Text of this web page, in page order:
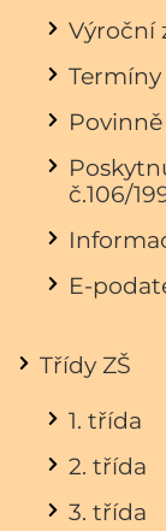
Výroční
Termíny
č.106/
E-
Třídy ZŠ
1. třída
2. třída
3. třída